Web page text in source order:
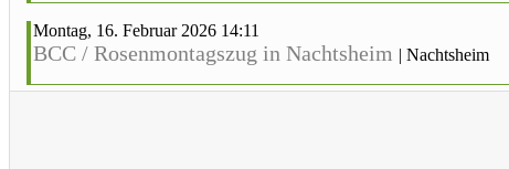
Montag, 16. Februar 2026 14:11
BCC / Rosenmontagszug in Nachtsheim | Nachtsheim